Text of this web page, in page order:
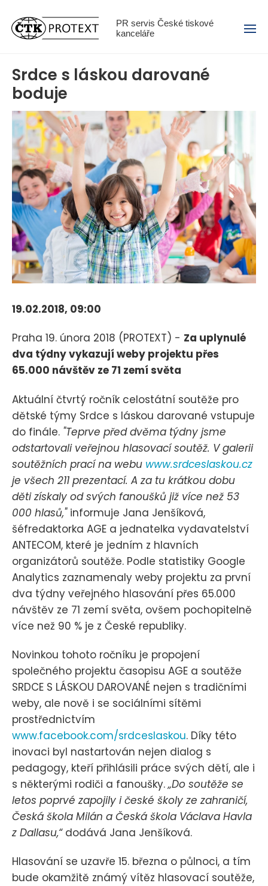
PR servis České tiskové
kanceláře
Menu
Srdce s láskou darované
boduje
19.02.2018, 09:00
Praha 19. února 2018 (PROTEXT) - Za uplynulé
dva týdny vykazují weby projektu přes
65.000 návštěv ze 71 zemí světa
Aktuální čtvrtý ročník celostátní soutěže pro
dětské týmy Srdce s láskou darované vstupuje
do finále. "Teprve před dvěma týdny jsme
odstartovali veřejnou hlasovací soutěž. V galerii
soutěžních prací na webu www.srdceslaskou.cz
je všech 211 prezentací. A za tu krátkou dobu
děti získaly od svých fanoušků již více než 53
000 hlasů,"informuje Jana Jenšíková,
šéfredaktorka AGE a jednatelka vydavatelství
ANTECOM, které je jedním z hlavních
organizátorů soutěže. Podle statistiky Google
Analytics zaznamenaly weby projektu za první
dva týdny veřejného hlasování přes 65.000
návštěv ze 71 zemí světa, ovšem pochopitelně
více než 90 % je z České republiky.
Novinkou tohoto ročníku je propojení
společného projektu časopisu AGE a soutěže
SRDCE S LÁSKOU DAROVANÉ nejen s tradičními
weby, ale nově i se sociálními sítěmi
prostřednictvím
www.facebook.com/srdceslaskou. Díky této
inovaci byl nastartován nejen dialog s
pedagogy, kteří přihlásili práce svých dětí, ale i
s některými rodiči a fanoušky.„Do soutěže se
letos poprvé zapojily i české školy ze zahraničí,
Česká škola Milán a Česká škola Václava Havla
z Dallasu,“dodává Jana Jenšíková.
Hlasování se uzavře 15. března o půlnoci, a tím
bude okamžitě známý vítěz hlasovací soutěže,